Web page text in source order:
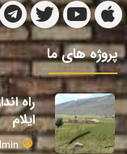
پروژه های ما
راه
ایلام